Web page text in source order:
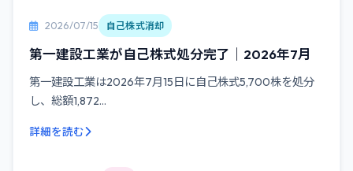
2026/07/15 自己株式消却
第一建設工業が自己株式処分完了｜2026年7月
第一建設工業は2026年7月15日に自己株式5,700株を処分
し、総額1,872...
詳細を読む